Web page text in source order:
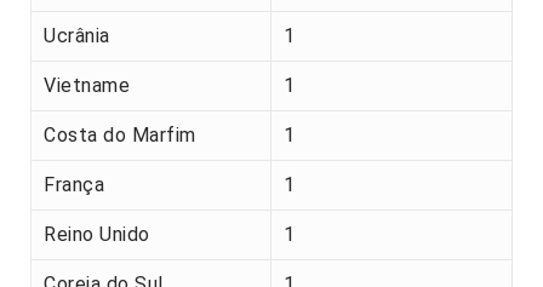
Ucrânia 1
Vietname 1
Costa do Marfim 1
França 1
Reino Unido 1